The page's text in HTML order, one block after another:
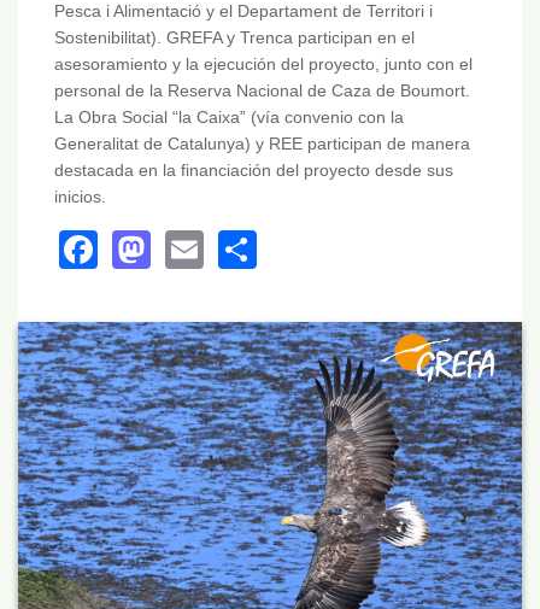
Pesca i Alimentació y el Departament de Territori i
Sostenibilitat). GREFA y Trenca participan en el
asesoramiento y la ejecución del proyecto, junto con el
personal de la Reserva Nacional de Caza de Boumort.
La Obra Social “la Caixa” (vía convenio con la
Generalitat de Catalunya) y REE participan de manera
destacada en la financiación del proyecto desde sus
inicios.
Facebook
Mastodon
Email